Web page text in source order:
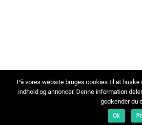
På vores website bruges cookies til at
indhold og annoncer. Denne information
godkender du
Ok